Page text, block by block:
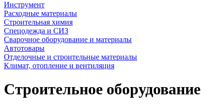
Инструмент
Расходные материалы
Строительная химия
Спецодежда и СИЗ
Сварочное оборудование и материалы
Автотовары
Отделочные и строительные материалы
Климат, отопление и вентиляция
Строительное оборудование